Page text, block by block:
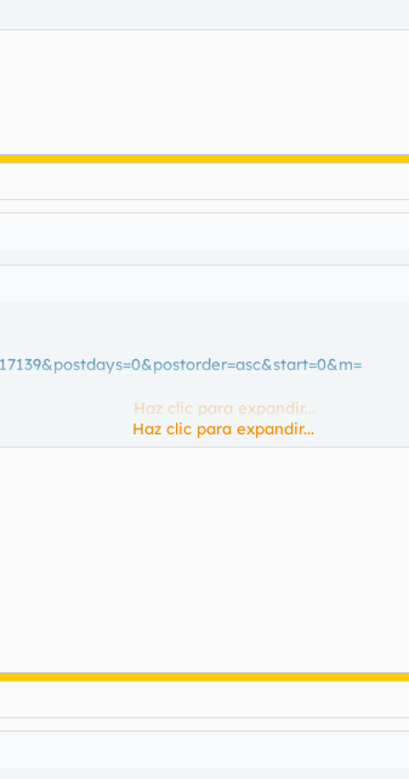
Haz clic para expandir...
Haz clic para expandir...